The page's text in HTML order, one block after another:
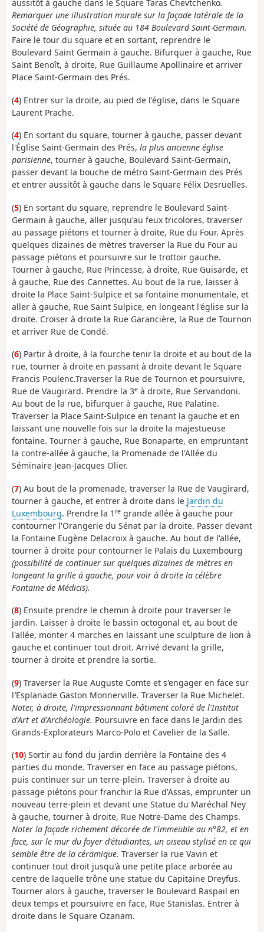
aussitôt à gauche dans le Square Taras Chevtchenko.
Remarquer une illustration murale sur la façade latérale de la
Société de Géographie, située au 184 Boulevard Saint-Germain.
Faire le tour du square et en sortant, reprendre le
Boulevard Saint Germain à gauche. Bifurquer à gauche, Rue
Saint Benoît, à droite, Rue Guillaume Apollinaire et arriver
Place Saint-Germain des Prés.
(4) Entrer sur la droite, au pied de l'église, dans le Square
Laurent Prache.
(4) En sortant du square, tourner à gauche, passer devant
l'Église Saint-Germain des Prés, la plus ancienne église
parisienne, tourner à gauche, Boulevard Saint-Germain,
passer devant la bouche de métro Saint-Germain des Prés
et entrer aussitôt à gauche dans le Square Félix Desruelles.
(5) En sortant du square, reprendre le Boulevard Saint-
Germain à gauche, aller jusqu'au feux tricolores, traverser
au passage piétons et tourner à droite, Rue du Four. Après
quelques dizaines de mètres traverser la Rue du Four au
passage piétons et poursuivre sur le trottoir gauche.
Tourner à gauche, Rue Princesse, à droite, Rue Guisarde, et
à gauche, Rue des Cannettes. Au bout de la rue, laisser à
droite la Place Saint-Sulpice et sa fontaine monumentale, et
aller à gauche, Rue Saint Sulpice, en longeant l'église sur la
droite. Croiser à droite la Rue Garancière, la Rue de Tournon
et arriver Rue de Condé.
(6) Partir à droite, à la fourche tenir la droite et au bout de la
rue, tourner à droite en passant à droite devant le Square
Francis Poulenc.Traverser la Rue de Tournon et poursuivre,
Rue de Vaugirard. Prendre la 3e à droite, Rue Servandoni.
Au bout de la rue, bifurquer à gauche, Rue Palatine.
Traverser la Place Saint-Sulpice en tenant la gauche et en
laissant une nouvelle fois sur la droite la majestueuse
fontaine. Tourner à gauche, Rue Bonaparte, en empruntant
la contre-allée à gauche, la Promenade de l'Allée du
Séminaire Jean-Jacques Olier.
(7) Au bout de la promenade, traverser la Rue de Vaugirard,
tourner à gauche, et entrer à droite dans le Jardin du
Luxembourg. Prendre la 1 re grande allée à gauche pour
contourner l'Orangerie du Sénat par la droite. Passer devant
la Fontaine Eugène Delacroix à gauche. Au bout de l'allée,
tourner à droite pour contourner le Palais du Luxembourg
(possibilité de continuer sur quelques dizaines de mètres en
longeant la grille à gauche, pour voir à droite la célèbre
Fontaine de Médicis).
(8) Ensuite prendre le chemin à droite pour traverser le
jardin. Laisser à droite le bassin octogonal et, au bout de
l'allée, monter 4 marches en laissant une sculpture de lion à
gauche et continuer tout droit. Arrivé devant la grille,
tourner à droite et prendre la sortie.
(9) Traverser la Rue Auguste Comte et s'engager en face sur
l'Esplanade Gaston Monnerville. Traverser la Rue Michelet.
Noter, à droite, l'impressionnant bâtiment coloré de l'Institut
d'Art et d'Archéologie. Poursuivre en face dans le Jardin des
Grands-Explorateurs Marco-Polo et Cavelier de la Salle.
(10) Sortir au fond du jardin derrière la Fontaine des 4
parties du monde. Traverser en face au passage piétons,
puis continuer sur un terre-plein. Traverser à droite au
passage piétons pour franchir la Rue d'Assas, emprunter un
nouveau terre-plein et devant une Statue du Maréchal Ney
à gauche, tourner à droite, Rue Notre-Dame des Champs.
Noter la façade richement décorée de l'immeuble au n°82, et en
face, sur le mur du foyer d'étudiantes, un oiseau stylisé en ce qui
semble être de la céramique. Traverser la rue Vavin et
continuer tout droit jusqu'à une petite place arborée au
centre de laquelle trône une statue du Capitaine Dreyfus.
Tourner alors à gauche, traverser le Boulevard Raspail en
deux temps et poursuivre en face, Rue Stanislas. Entrer à
droite dans le Square Ozanam.